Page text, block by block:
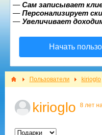
— Сам записывает
— Персонализирует
— Увеличивает
Начать
Пользователи kirioglo
kirioglo 8 лет